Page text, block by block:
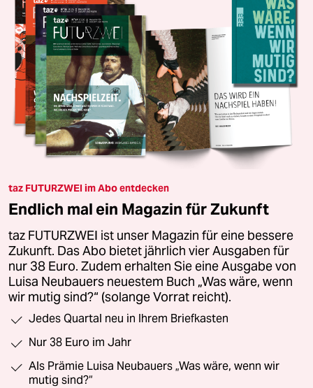
taz FUTURZWEI im Abo entdecken
Endlich mal ein Magazin für Zukunft
taz FUTURZWEI ist unser Magazin für eine bessere
Zukunft. Das Abo bietet jährlich vier Ausgaben für
nur 38 Euro. Zudem erhalten Sie eine Ausgabe von
Luisa Neubauers neuestem Buch „Was wäre, wenn
wir mutig sind?“ (solange Vorrat reicht).
Jedes Quartal neu in Ihrem Briefkasten
Nur 38 Euro im Jahr
Als Prämie Luisa Neubauers „Was wäre, wenn wir
mutig sind?“